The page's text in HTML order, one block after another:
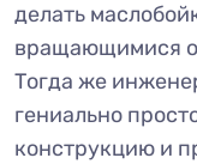
делать
вращающимися
Тогда же
гениально
конструкцию и